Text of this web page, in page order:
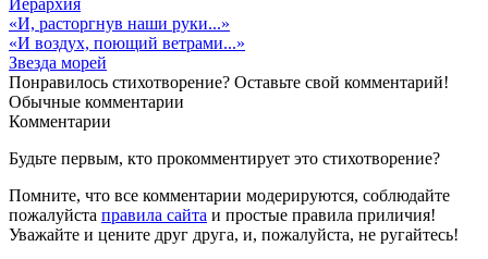
Иерархия
«И, расторгнув наши руки...»
«И воздух, поющий ветрами...»
Звезда морей
Понравилось стихотворение? Оставьте свой комментарий!
Обычные комментарии
Комментарии
Будьте первым, кто прокомментирует это стихотворение?
Помните, что все комментарии модерируются, соблюдайте
пожалуйста правила сайта и простые правила приличия!
Уважайте и цените друг друга, и, пожалуйста, не ругайтесь!